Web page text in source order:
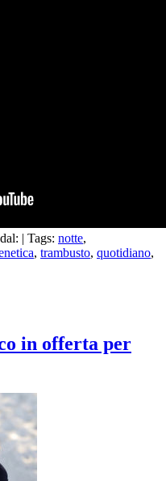
| Tags: notte,
, trambusto, quotidiano,
in offerta per